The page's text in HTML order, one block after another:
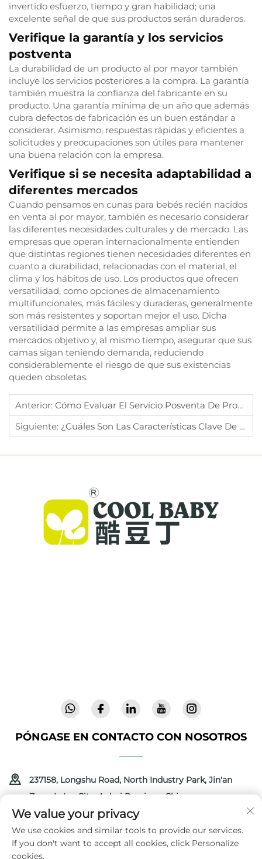
invertido esfuerzo, tiempo y gran habilidad; una
excelente señal de que sus productos serán duraderos.
Verifique la garantía y los servicios
postventa
La durabilidad de un producto al por mayor también
incluye los servicios posteriores a la compra. La garantía
también muestra la confianza del fabricante en su
producto. Una garantía mínima de un año que además
cubra defectos de fabricación es un buen estándar a
considerar. Asimismo, respuestas rápidas y eficientes a
solicitudes y preocupaciones son útiles para mantener
una buena relación con la empresa.
Verifique si se necesita adaptabilidad a
diferentes mercados
Cuando pensamos en cunas para bebés recién nacidos
en venta al por mayor, también es necesario considerar
las diferentes necesidades culturales y de mercado. Las
empresas que operan internacionalmente entienden
que distintas regiones tienen necesidades diferentes en
cuanto a durabilidad, relacionadas con el material, el
clima y los hábitos de uso. Los productos que ofrecen
versatilidad, como opciones de almacenamiento
multifuncionales, más fáciles y duraderas, generalmente
son más resistentes y soportan mejor el uso. Dicha
versatilidad permite a las empresas ampliar sus
mercados objetivo y, al mismo tiempo, asegurar que sus
camas sigan teniendo demanda, reduciendo
considerablemente el riesgo de que sus existencias
queden obsoletas.
Anterior: Cómo Evaluar El Servicio Posventa De Proveedores De Cunas Para Dormir Junto A Los Padres?
Siguiente: ¿Cuáles Son Las Características Clave De Una Cuna Infantil De Alta Calidad Para Compradores B2B?
PÓNGASE EN CONTACTO CON NOSOTROS
237158, Longshu Road, North Industry Park, Jin'an
Zone, Lu'an City, Anhui Province, China
+86-13516489604
[email protected]
We value your privacy
We use cookies and similar tools to provide our services.
If you don't want to accept all cookies, click Personalize
cookies.